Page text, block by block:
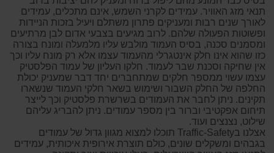
תנאי מזג האוויר. עמידים לקרני השמש, אינם מתכלים, עמידים
לאורך שנים רבות ומעניקים פתרון משתלם ויעיל בזכות הניידות
ופשוטות הפעולה שלהם. לרוב מגיעים בצבעי אדום לבן מרתיעים
ומסמנים סכנה, בסיס העמוד מולבש עליו מלמעלה ומונח בצורה
כזו שהוא אינו חלק אינטגרלי מהעמוד עצמו אלא רק מונח עליו וכך
אין שחיקה וסכנת שבר לעמוד. חלקו העליון של עמוד הפלסטיק
עצמו עשוי ממספר חלקים שמתחברים יחד דבר שמעניק יכולת
החלפה של החלק השבור ושימוש בשאר חלקי העמוד שנשארו
תקינים. ניתן לחבר את העמודים בשרשרת פלסטיק וכך לייצר
תיחום אפקטיבי וברור בין מספר עמודים. ניתן להבריג עליהם
שילוט, נצנצים ועוד.
אצלנו בTraffic-Safety תוכלו למצוא מגוון גדול של עמודים
בגבהים ומשקלים שונים, כולם תוצרת אירופית איכותית, עמידים